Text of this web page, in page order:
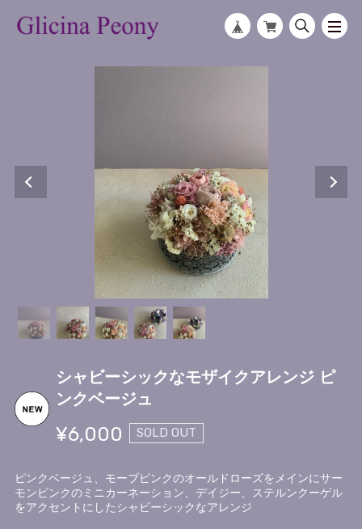
シャビーシックなモザイクアレンジ ピ
ンクベージュ
¥6,000 SOLD OUT
ピンクベージュ、モーブピンクのオールドローズをメインにサー
モンピンクのミニカーネーション、デイジー、ステルンクーゲル
をアクセントにしたシャビーシックなアレンジ